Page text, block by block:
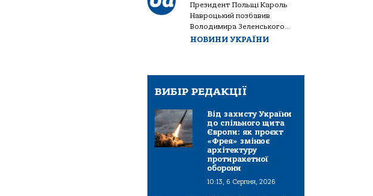
Президент Польщі Кароль
Навроцький позбавив
Володимира Зеленського...
НОВИНИ УКРАЇНИ
ВИБІР РЕДАКЦІЇ
Від захисту України
до спільного щита
Європи: як проєкт
«Фрея» змінює
архітектуру
протиракетної
оборони
10:13, 6 Серпня, 2026